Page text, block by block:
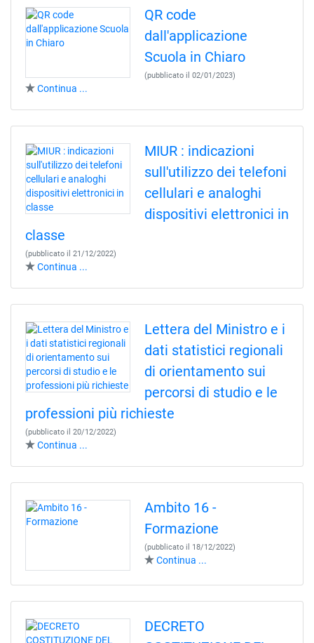
QR code
dall'applicazione
Scuola in Chiaro
(pubblicato il 02/01/2023)
Continua ...
MIUR : indicazioni
sull'utilizzo dei telefoni
cellulari e analoghi
dispositivi elettronici in
classe
(pubblicato il 21/12/2022)
Continua ...
Lettera del Ministro e i
dati statistici regionali
di orientamento sui
percorsi di studio e le
professioni più richieste
(pubblicato il 20/12/2022)
Continua ...
Ambito 16 -
Formazione
(pubblicato il 18/12/2022)
Continua ...
DECRETO